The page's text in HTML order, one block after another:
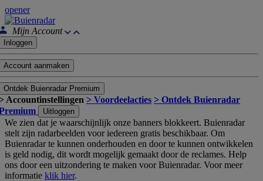
opener
Mijn Account
Inloggen
Account aanmaken
Ontdek Buienradar Premium
Accountinstellingen > Voordeelacties > Ontdek Buienradar
Uitloggen
We zien dat je waarschijnlijk onze banners blokkeert. Buienradar
stelt zijn radarbeelden voor iedereen gratis beschikbaar. Om
Buienradar te kunnen onderhouden en door te kunnen ontwikkelen
is geld nodig, dit wordt mogelijk gemaakt door de reclames. Help
ons door een uitzondering te maken voor Buienradar. Voor meer
informatie klik hier.